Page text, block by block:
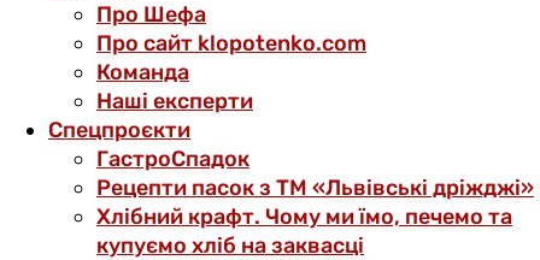
Про Шефа
Про сайт klopotenko.com
Команда
Наші експерти
Спецпроєкти
ГастроСпадок
Рецепти пасок з ТМ «Львівські дріжджі»
Хлібний крафт. Чому ми їмо, печемо та
купуємо хліб на заквасці